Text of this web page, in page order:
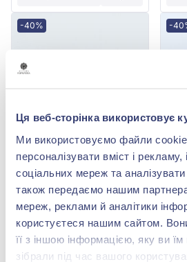
Ця веб-сторінка використовує
Ми використовуємо файли
персоналізувати вміст і рекламу,
соціальних мереж та
також передаємо нашим
мереж, реклами й аналітики
користуєтеся нашим сайтом.
її з іншою інформацією, яку ви
зібрали під час вашого
-40%
Сережки зі срібла
925°/375° з фіанітами/
куб.цирконієм, арт. 098с
9 538,00 грн
5 722,80 грн
(арт. 098с Р)
Купити
-
3
2